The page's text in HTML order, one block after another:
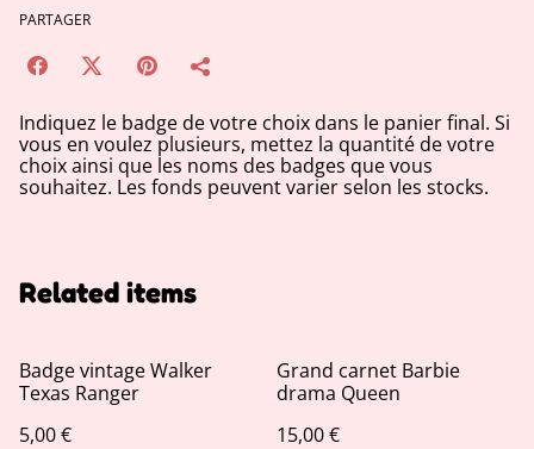
PARTAGER
Indiquez le badge de votre choix dans le panier final. Si
vous en voulez plusieurs, mettez la quantité de votre
choix ainsi que les noms des badges que vous
souhaitez. Les fonds peuvent varier selon les stocks.
Related items
Badge vintage Walker
Texas Ranger
5,00 €
Grand carnet Barbie
drama Queen
15,00 €